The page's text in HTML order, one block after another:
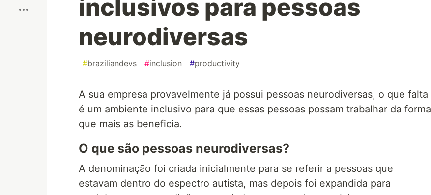
inclusivos para pessoas
neurodiversas
#braziliandevs #inclusion #productivity
A sua empresa provavelmente já possui pessoas neurodiversas, o que falta
é um ambiente inclusivo para que essas pessoas possam trabalhar da forma
que mais as beneficia.
O que são pessoas neurodiversas?
A denominação foi criada inicialmente para se referir a pessoas que
estavam dentro do espectro autista, mas depois foi expandida para